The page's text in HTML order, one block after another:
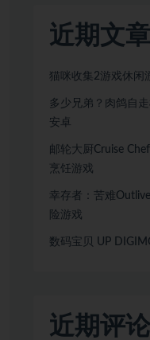
近期文章
猫咪收集2游戏休闲
多少兄弟？肉鸽自
安卓
邮轮大厨Cruise
烹饪游戏
幸存者：苦难
险游戏
数码宝贝 UP
近期评论